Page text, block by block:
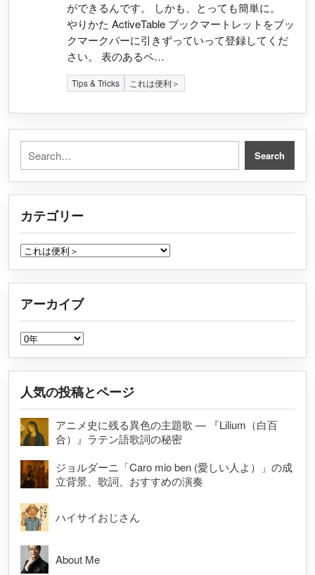
ができるんです。 しかも、とっても簡単に。
やりかた ActiveTable ブックマートレットをブッ
クマークバーに引きずっていって登録してくだ
さい。 表のあるペ…
Tips & Tricks これは便利＞
Search
カテゴリー
カテゴリー
アーカイブ
アーカイブ
人気の投稿とページ
アニメ史に残る異色の主題歌 — 『Lilium（白百
合）』ラテン語歌詞の秘密
ジョルダーニ「Caro mio ben (愛しい人よ）」の成
立背景、歌詞、おすすめの演奏
ハイサイおじさん
About Me